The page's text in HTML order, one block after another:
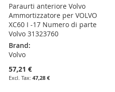
Paraurti anteriore Volvo
Ammortizzatore per VOLVO
XC60 I -17 Numero di parte
Volvo 31323760
Brand:
Volvo
57,21 €
47,28 €